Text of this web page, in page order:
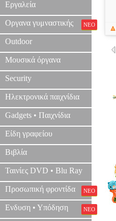
Εργαλεία
Οργανα γυμναστικής ΝΕΟ
Outdoor
Μουσικά όργανα
Security
Ηλεκτρονικά παιχνίδια
Gadgets • Παιχνίδια
Είδη γραφείου
Βιβλία
Ταινίες DVD • Blu Ray
Προσωπική φροντίδα ΝΕΟ
Ενδυση • Υπόδηση ΝΕΟ